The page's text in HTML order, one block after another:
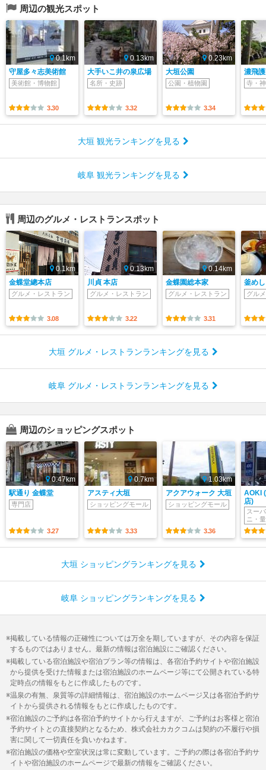
周辺の観光スポット
0.1km
守屋多々志美術館
美術館・博物館
3.30
0.13km
大手いこ井の泉広場
名所・史跡
3.32
0.23km
大垣公園
公園・植物園
3.34
濃飛
寺・
大垣 観光ランキングを見る
岐阜 観光ランキングを見る
周辺のグルメ・レストランスポット
0.1km
金蝶堂總本店
グルメ・レストラン
3.08
0.13km
川貞 本店
グルメ・レストラン
3.22
0.14km
金蝶園総本家
グルメ・レストラン
3.31
釜め
グル
大垣 グルメ・レストランランキングを見る
岐阜 グルメ・レストランランキングを見る
周辺のショッピングスポット
0.47km
駅通り 金蝶堂
専門店
3.27
0.7km
アスティ大垣
ショッピングモール
3.33
1.03km
アクアウォーク 大垣
ショッピングモール
3.36
AOKI
店)
スー
ニ・
大垣 ショッピングランキングを見る
岐阜 ショッピングランキングを見る
掲載している情報の正確性については万全を期していますが、その内容を保証
するものではありません。最新の情報は宿泊施設にご確認ください。
掲載している宿泊施設や宿泊プラン等の情報は、各宿泊予約サイトや宿泊施設
から提供を受けた情報または宿泊施設のホームページ等にて公開されている特
定時点の情報をもとに作成したものです。
温泉の有無、泉質等の詳細情報は、宿泊施設のホームページ又は各宿泊予約サ
イトから提供される情報をもとに作成したものです。
宿泊施設のご予約は各宿泊予約サイトから行えますが、ご予約はお客様と宿泊
予約サイトとの直接契約となるため、株式会社カカクコムは契約の不履行や損
害に関して一切責任を負いかねます。
宿泊施設の価格や空室状況は常に変動しています。ご予約の際は各宿泊予約サ
イトや宿泊施設のホームページで最新の情報をご確認ください。